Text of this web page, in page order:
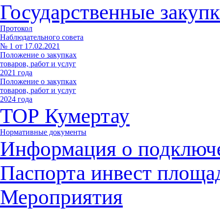
Государственные
Протокол
Наблюдательного совета
№ 1 от 17.02.2021
Положение о закупках
товаров, работ и услуг
2021 года
Положение о закупках
товаров, работ и услуг
2024 года
ТОР Кумертау
Нормативные документы
Информация о
Паспорта инвест
Мероприятия